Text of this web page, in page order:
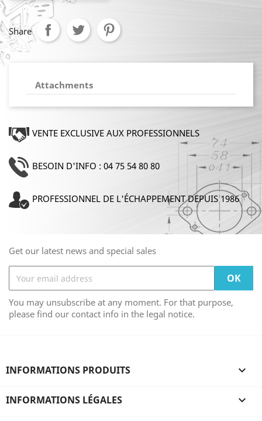
Share
Attachments
VENTE EXCLUSIVE AUX PROFESSIONNELS
BESOIN D'INFO : 04 75 54 80 80
PROFESSIONNEL DE L'ÉCHAPPEMENT DEPUIS 1986
Get our latest news and special sales
You may unsubscribe at any moment. For that purpose,
please find our contact info in the legal notice.
INFORMATIONS PRODUITS 
INFORMATIONS LÉGALES 